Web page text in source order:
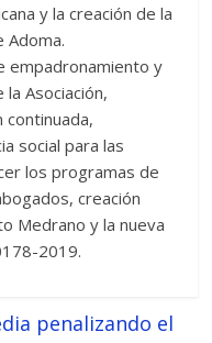
y la creación de la
Adoma.
empadronamiento y
Asociación,
continuada,
social para las
los programas de
creación
Medrano y la nueva
2019.
penalizando el